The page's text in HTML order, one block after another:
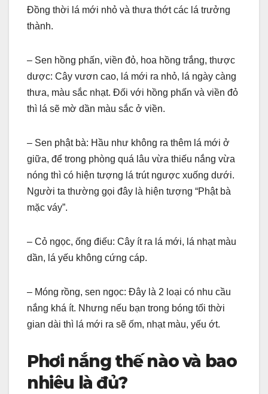
Đồng thời lá mới nhỏ và thưa thớt các lá trưởng
thành.
– Sen hồng phấn, viền đỏ, hoa hồng trắng, thược
dược: Cây vươn cao, lá mới ra nhỏ, lá ngày càng
thưa, màu sắc nhạt. Đối với hồng phấn và viền đỏ
thì lá sẽ mờ dần màu sắc ở viền.
– Sen phật bà: Hầu như không ra thêm lá mới ở
giữa, để trong phòng quá lâu vừa thiếu nắng vừa
nóng thì có hiện tượng lá trút ngược xuống dưới.
Người ta thường gọi đây là hiện tượng “Phật bà
mặc váy”.
– Cỏ ngọc, ống điếu: Cây ít ra lá mới, lá nhạt màu
dần, lá yếu không cứng cáp.
– Móng rồng, sen ngọc: Đây là 2 loại có nhu cầu
nắng khá ít. Nhưng nếu bạn trong bóng tối thời
gian dài thì lá mới ra sẽ ốm, nhạt màu, yếu ớt.
Phơi nắng thế nào và bao
nhiêu là đủ?